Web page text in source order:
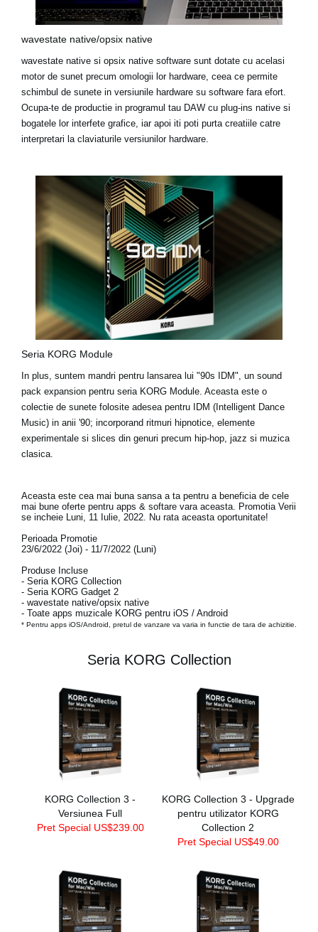
wavestate native/opsix native
wavestate native si opsix native software sunt dotate cu acelasi
motor de sunet precum omologii lor hardware, ceea ce permite
schimbul de sunete in versiunile hardware su software fara efort.
Ocupa-te de productie in programul tau DAW cu plug-ins native si
bogatele lor interfete grafice, iar apoi iti poti purta creatiile catre
interpretari la claviaturile versiunilor hardware.
Seria KORG Module
In plus, suntem mandri pentru lansarea lui "90s IDM", un sound
pack expansion pentru seria KORG Module. Aceasta este o
colectie de sunete folosite adesea pentru IDM (Intelligent Dance
Music) in anii '90; incorporand ritmuri hipnotice, elemente
experimentale si slices din genuri precum hip-hop, jazz si muzica
clasica.
Aceasta este cea mai buna sansa a ta pentru a beneficia de cele
mai bune oferte pentru apps & softare vara aceasta. Promotia Verii
se incheie Luni, 11 Iulie, 2022. Nu rata aceasta oportunitate!
Perioada Promotie
23/6/2022 (Joi) - 11/7/2022 (Luni)
Produse Incluse
- Seria KORG Collection
- Seria KORG Gadget 2
- wavestate native/opsix native
- Toate apps muzicale KORG pentru iOS / Android
* Pentru apps iOS/Android, pretul de vanzare va varia in functie de tara de achizitie.
Seria KORG Collection
KORG Collection 3 -
Versiunea Full
Pret Special US$239.00
KORG Collection 3 - Upgrade
pentru utilizator KORG
Collection 2
Pret Special US$49.00